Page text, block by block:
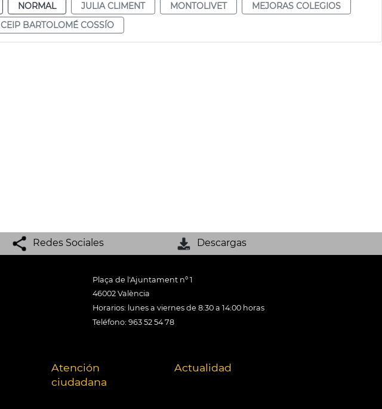
NORMAL JULIA CLIMENT MONTOLIVET
MEJORAS COLEGIOS
CEIP BARTOLOMÉ COSSÍO
Redes Sociales Descargas
Plaça de l'Ajuntament nº 1
46002 València
Horarios: lunes a viernes de 8:30 a 14:00 horas
Teléfono: 963 52 54 78
Atención
ciudadana
Actualidad